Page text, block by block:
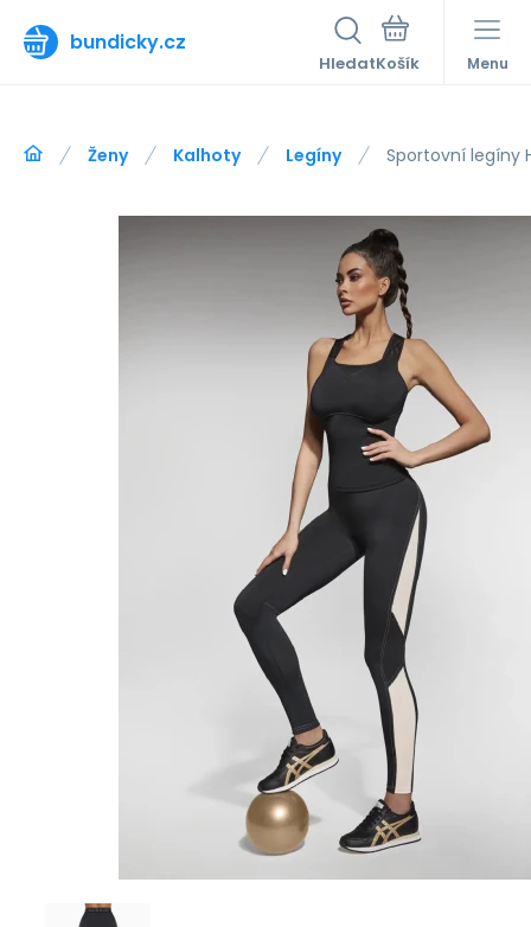
bundicky.cz
Hledat Menu
Ženy Kalhoty Legíny Sportovní legíny